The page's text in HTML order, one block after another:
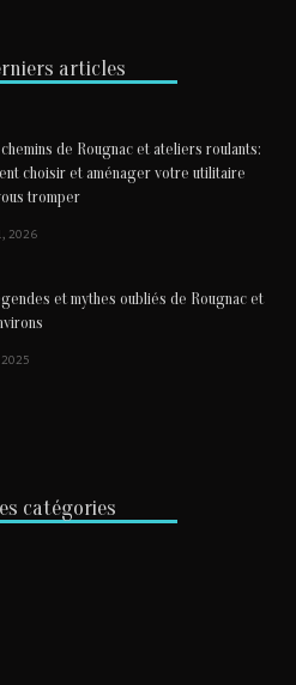
articles
de Rougnac et ateliers roulants:
choisir et aménager votre utilitaire
tromper
2026
et mythes oubliés de Rougnac et
catégories